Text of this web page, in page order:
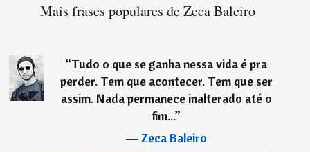
Mais frases populares de Zeca Baleiro
“Tudo o que se ganha nessa vida é pra
perder. Tem que acontecer. Tem que ser
assim. Nada permanece inalterado até o
fim...”
―Zeca Baleiro